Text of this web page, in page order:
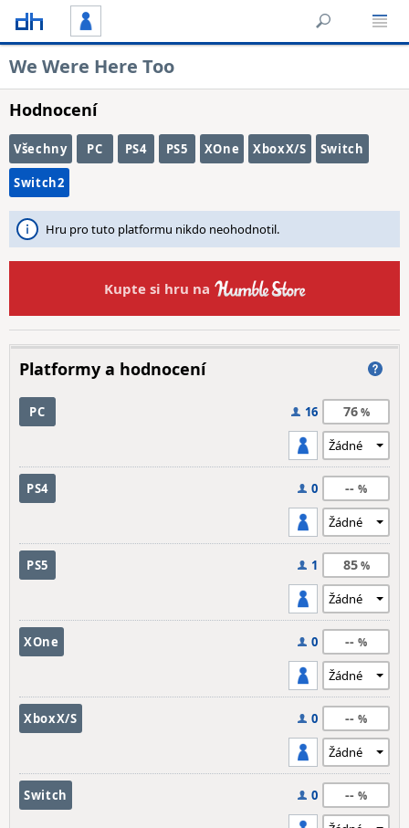
We Were Here Too
Hodnocení
Všechny PC PS4 PS5 XOne XboxX/S Switch
Switch2
Hru pro tuto platformu nikdo neohodnotil.
Kupte si hru na
Platformy a hodnocení
PC 16 76
PS4 0 --
PS5 1 85
XOne 0 --
XboxX/S 0 --
Switch 0 --